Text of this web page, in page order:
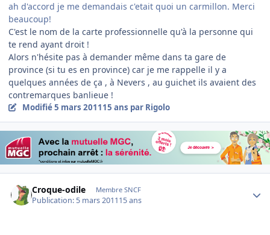
ah d'accord je me demandais c'etait quoi un carmillon. Merci
beaucoup!
C'est le nom de la carte professionnelle qu'à la personne qui
te rend ayant droit !
Alors n'hésite pas à demander même dans ta gare de
province (si tu es en province) car je me rappelle il y a
quelques années de ça , à Nevers , au guichet ils avaient des
contremarques banlieue !
Modifié5 mars 201115 ans par Rigolo
Croque-odile Membre SNCF
Publication: 5 mars 201115 ans